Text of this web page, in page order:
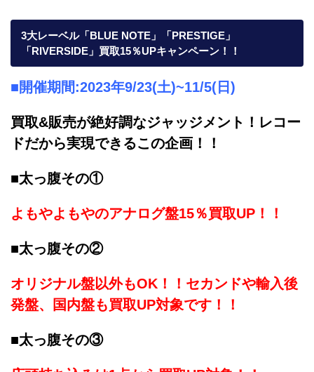
3大レーベル「BLUE NOTE」「PRESTIGE」
「RIVERSIDE」買取15％UPキャンペーン！！
■開催期間:2023年9/23(土)~11/5(日)
買取&販売が絶好調なジャッジメント！レコー
ドだから実現できるこの企画！！
■太っ腹その①
よもやよもやのアナログ盤15％買取UP！！
■太っ腹その②
オリジナル盤以外もOK！！セカンドや輸入後
発盤、国内盤も買取UP対象です！！
■太っ腹その③